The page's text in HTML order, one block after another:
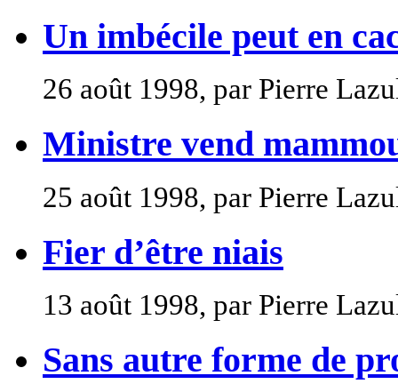
Un imbécile peut en
26 août 1998, par Pierre
Ministre vend
25 août 1998, par Pierre
Fier d’être niais
13 août 1998, par Pierre
Sans autre forme de